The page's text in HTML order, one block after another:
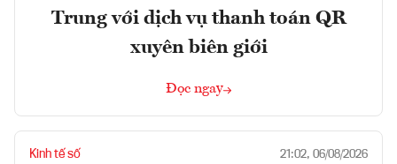
Trung với dịch vụ thanh toán QR
xuyên biên giới
Đọc ngay
Kinh tế số 21:02, 06/08/2026